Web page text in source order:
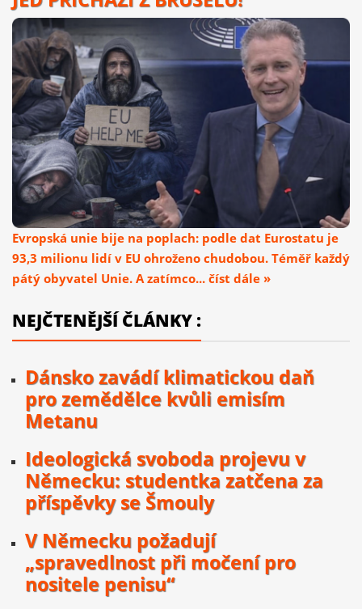
Evropská unie bije na poplach: podle dat Eurostatu je
93,3 milionu lidí v EU ohroženo chudobou. Téměř každý
pátý obyvatel Unie. A zatímco... číst dále »
NEJČTENĚJŠÍ ČLÁNKY :
Dánsko zavádí klimatickou daň
pro zemědělce kvůli emisím
Metanu
Ideologická svoboda projevu v
Německu: studentka zatčena za
příspěvky se Šmouly
V Německu požadují
„spravedlnost při močení pro
nositele penisu“